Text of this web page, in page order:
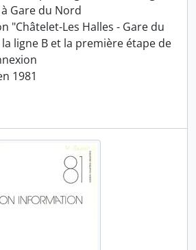
à Gare du Nord
"Châtelet-Les Halles - Gare du
ligne B et la première étape de
1981